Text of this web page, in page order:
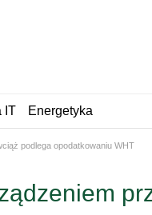
IT Energetyka
podlega opodatkowaniu WHT